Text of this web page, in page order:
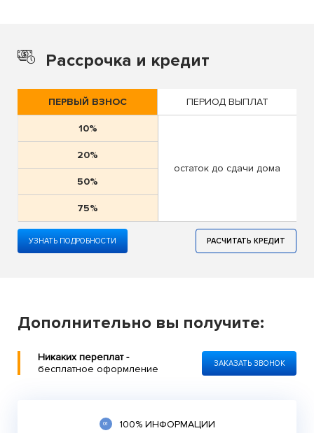
РАСЧИТАТЬ КРЕДИТ
УЗНАТЬ ПОДРОБНОСТИ
Рассрочка и кредит
ПЕРВЫЙ ВЗНОС ПЕРИОД ВЫПЛАТ
10%
20%
50%
75%
остаток до сдачи дома
Дополнительно вы получите:
Никаких переплат -
бесплатное оформление
ЗАКАЗАТЬ ЗВОНОК
100% ИНФОРМАЦИИ